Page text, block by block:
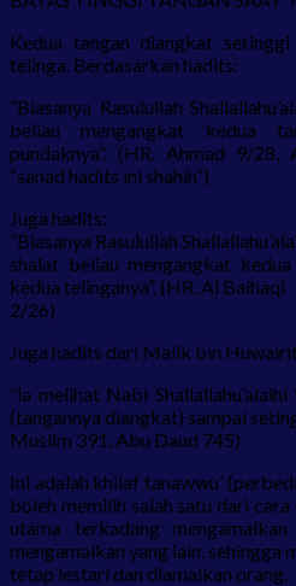
Kedua tangan diangkat
telinga. Berdasarkan hadits:
“Biasanya Rasulullah
beliau mengangkat kedua
pundaknya”. (HR. Ahmad 9/28,
“sanad hadits ini shahih”)
Juga hadits:
“Biasanya Rasulullah
shalat beliau mengangkat
kedua telinganya”. (HR. Al Baihaqi
2/26)
Juga hadits dari Malik bin
“la melihat Nabi
(tangannya diangkat) sampai
Muslim 391, Abu Daud 745)
Ini adalah khilaf tanawwu’
boleh memilih salah satu dari
utama terkadang
mengamalkan yang lain, sehingga
tetap lestari dan diamalkan orang.